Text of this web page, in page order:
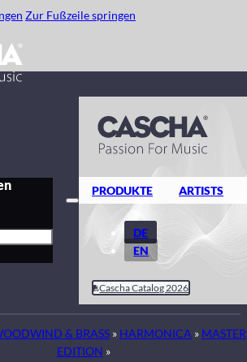
Zur Fußzeile springen
PRODUKTE ARTISTS
DE
EN
Cascha Catalog 2026
& BRASS » HARMONICA » MASTER
EDITION »